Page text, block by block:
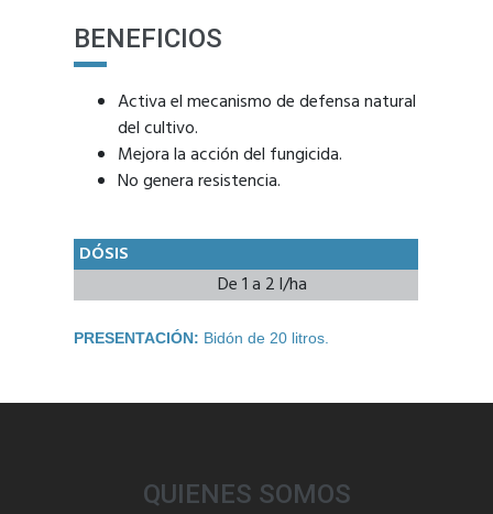
BENEFICIOS
Activa el mecanismo de defensa natural
del cultivo.
Mejora la acción del fungicida.
No genera resistencia.
DÓSIS
De 1 a 2 l/ha
PRESENTACIÓN: Bidón de 20 litros.
QUIENES SOMOS